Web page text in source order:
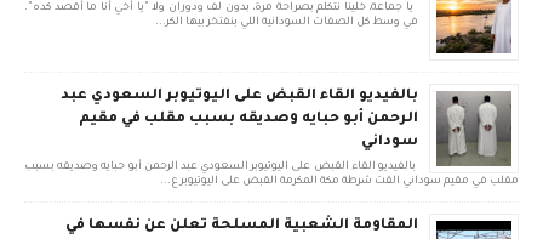
يا جماعة، خلينا نتكلم بصراحة مرة، بدون لف ودوران ولا "يا أخي أنا ما أقصد كده".
في وسط كل الصفات السودانية اللي بنفتخر بيها الكر...
بالفيديو القاء القبض على اليوتيوبر السعودي عبد
الرحمن أبو حبايه وصديقه بسبب مقلب في مقيم
سوداني
بالفيديو القاء القبض على اليوتيوبر السعودي عبد الرحمن أبو حبايه وصديقه بسبب
مقلب في مقيم سوداني القت شرطة مكة المكرمة القبض على اليوتيوبر ع...
المقاومة الشعبية المسلحة تعلن عن نفسها في